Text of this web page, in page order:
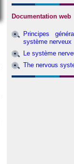
Documentation web
Principes
système nerveux
Le système
The nervous